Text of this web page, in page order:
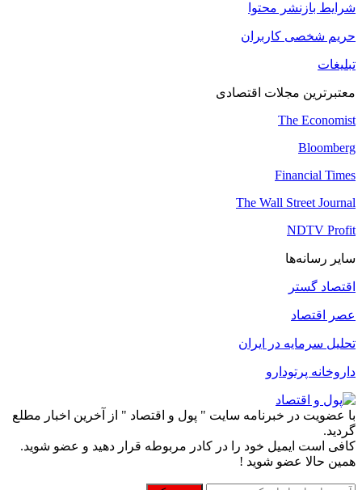
شرایط بازنشر محتوا
حریم شخصی کاربران
تبلیغات
معتبرترین مجلات اقتصادی
The Economist
Bloomberg
Financial Times
The Wall Street Journal
NDTV Profit
سایر رسانه‌ها
اقتصاد گستر
عصر اقتصاد
تحلیل سرمایه در ایران
داروخانه پرتودارو
با عضویت در خبرنامه سایت " پول و اقتصاد " از آخرین اخبار مطلع
گردید.
کافی است ایمیل خود را در کادر مربوطه قرار دهید و عضو شوید.
همین حالا عضو شوید !